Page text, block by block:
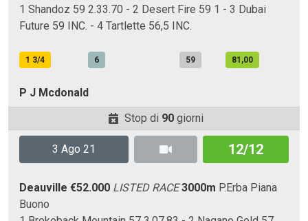
1 Shandoz 59 2.33.70 - 2 Desert Fire 59 1 - 3 Dubai
Future 59 INC. - 4 Tartlette 56,5 INC.
1 3/4 6 59 81,00
P J Mcdonald
Stop di 90giorni
3 Ago 21 12/12
Deauville €52.000 LISTED RACE 3000m P.Erba Piana
Buono